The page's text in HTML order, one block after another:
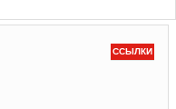
ССЫЛКИ